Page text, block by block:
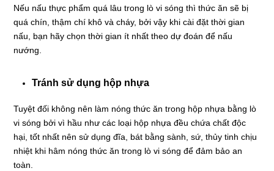
Nếu nấu thực phẩm quá lâu trong lò vi sóng thì thức ăn sẽ bị
quá chín, thậm chí khô và cháy, bởi vậy khi cài đặt thời gian
nấu, bạn hãy chọn thời gian ít nhất theo dự đoán để nấu
nướng.
Tránh sử dụng hộp nhựa
Tuyệt đối không nên làm nóng thức ăn trong hộp nhựa bằng lò
vi sóng bởi vì hầu như các loại hộp nhựa đều chứa chất độc
hại, tốt nhất nên sử dụng đĩa, bát bằng sành, sứ, thủy tinh chịu
nhiệt khi hâm nóng thức ăn trong lò vi sóng để đảm bảo an
toàn.